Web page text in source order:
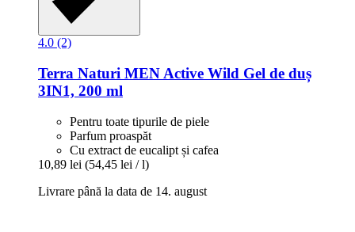
4.0 (2)
Terra Naturi MEN Active Wild Gel de duș
3IN1, 200 ml
Pentru toate tipurile de piele
Parfum proaspăt
Cu extract de eucalipt și cafea
10,89 lei (54,45 lei / l)
Livrare până la data de 14. august